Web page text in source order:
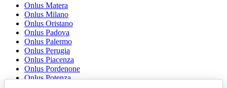
Onlus Matera
Onlus Milano
Onlus Oristano
Onlus Padova
Onlus Palermo
Onlus Perugia
Onlus Piacenza
Onlus Pordenone
Onlus Potenza